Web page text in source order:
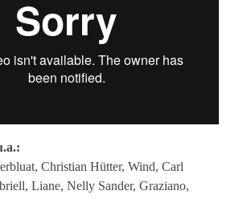
Christian Hütter, Wind, Carl
Liane, Nelly Sander, Graziano,